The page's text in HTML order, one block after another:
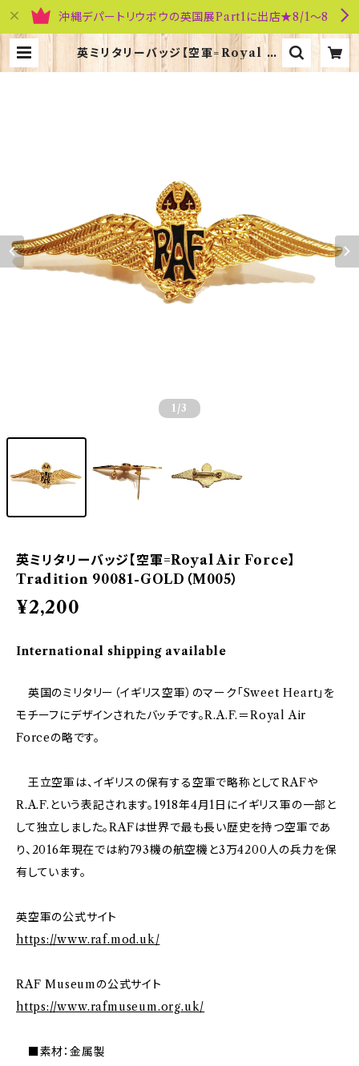
沖縄デパートリウボウの英国展Part1に出店★8/1～8
英ミリタリーバッジ【空軍=Royal Ai
r Force】Tradition 90081-GO
1 /3
英ミリタリーバッジ【空軍=Royal Air Force】
Tradition 90081-GOLD（M005）
¥2,200
International shipping available
英国のミリタリー（イギリス空軍）のマーク「Sweet Heart」を
モチーフにデザインされたバッチです。R.A.F.＝Royal Air
Forceの略です。
王立空軍は、イギリスの保有する空軍で略称としてRAFや
R.A.F.という表記されます。1918年4月1日にイギリス軍の一部と
して独立しました。RAFは世界で最も長い歴史を持つ空軍であ
り、2016年現在では約793機の航空機と3万4200人の兵力を保
有しています。
英空軍の公式サイト
https://www.raf.mod.uk/
RAF Museumの公式サイト
https://www.rafmuseum.org.uk/
■素材：金属製